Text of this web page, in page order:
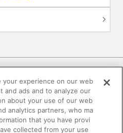
WEBサイトについて
ーポリシー
your experience on our web
and ads and to analyze our
about your use of our web
analytics partners, who ma
that you have provi
collected from your use